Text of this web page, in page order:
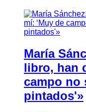
María
libro, han
campo no
pintados'»